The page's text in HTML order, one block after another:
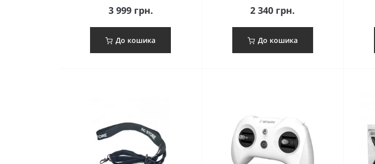
3 999 грн.
До кошика
2 340 грн.
До кошика